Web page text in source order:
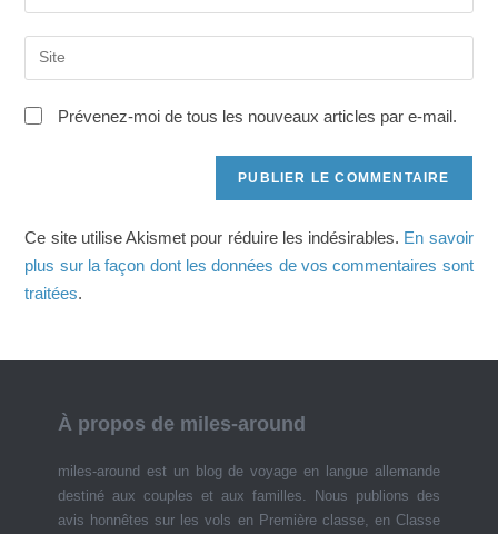
nom
d'utilisateur
pour
mail
pour
votrePrévenez-moi de tous les nouveaux articles par e-mail.
Ce site utilise Akismet pour réduire les indésirables. En savoir
plus sur la façon dont les données de vos commentaires sont
traitées.
À propos de miles-around
miles-around est un blog de voyage en langue allemande
destiné aux couples et aux familles. Nous publions des
avis honnêtes sur les vols en Première classe, en Classe